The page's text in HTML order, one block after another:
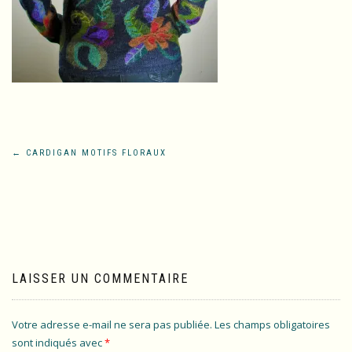
Navigation
← CARDIGAN MOTIFS FLORAUX
LAISSER UN COMMENTAIRE
Votre adresse e-mail ne sera pas publiée. Les champs obligatoires
sont indiqués avec*